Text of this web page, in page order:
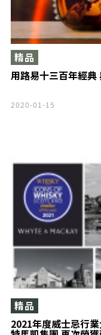
用路易十三百年經典
精品
2020-01-15
2021年度威士忌行
精品